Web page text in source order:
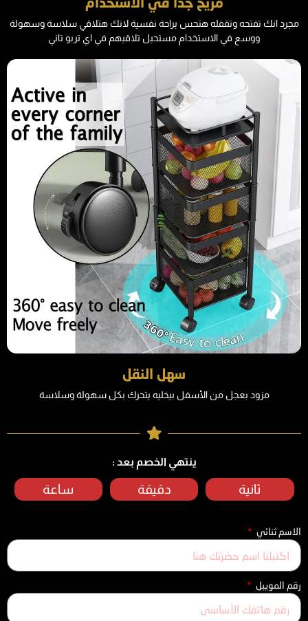
مجرد انك تفتحه وتقفله هتحس براحة نفسية لانك هتلاقي سلاسة وسهولة
ووسع في الاستخدام مستحيل تلاقيهم في اي تربو تاني
سهل النقل
مزود بعجل من الأسفل بيخليه يتحرك بكل سهولة وسلاسة
ينتهي الخصم بعد :
ساعة دقيقة ثانية
الاسم ثنائي
رقم المويبل